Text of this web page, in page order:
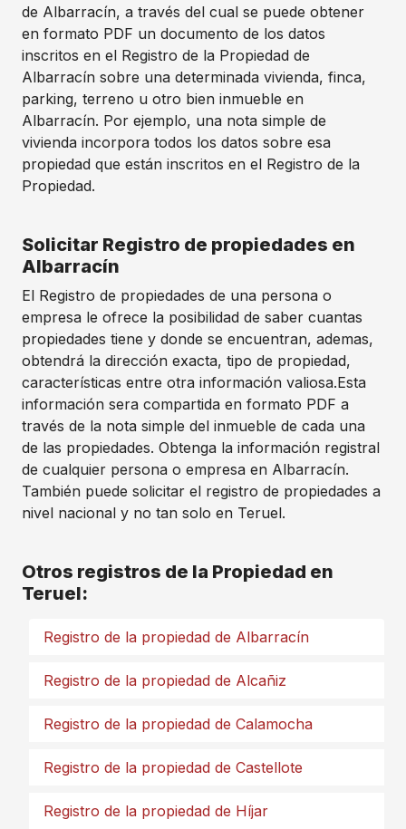
de Albarracín, a través del cual se puede obtener
en formato PDF un documento de los datos
inscritos en el Registro de la Propiedad de
Albarracín sobre una determinada vivienda, finca,
parking, terreno u otro bien inmueble en
Albarracín. Por ejemplo, una nota simple de
vivienda incorpora todos los datos sobre esa
propiedad que están inscritos en el Registro de la
Propiedad.
Solicitar Registro de propiedades en
Albarracín
El Registro de propiedades de una persona o
empresa le ofrece la posibilidad de saber cuantas
propiedades tiene y donde se encuentran, ademas,
obtendrá la dirección exacta, tipo de propiedad,
características entre otra información valiosa.Esta
información sera compartida en formato PDF a
través de la nota simple del inmueble de cada una
de las propiedades. Obtenga la información registral
de cualquier persona o empresa en Albarracín.
También puede solicitar el registro de propiedades a
nivel nacional y no tan solo en Teruel.
Otros registros de la Propiedad en
Teruel:
Registro de la propiedad de Albarracín
Registro de la propiedad de Alcañiz
Registro de la propiedad de Calamocha
Registro de la propiedad de Castellote
Registro de la propiedad de Híjar